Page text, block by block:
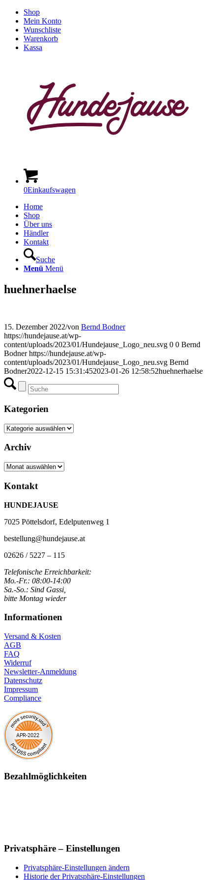
Shop
Mein Konto
Wunschliste
Warenkorb
Kassa
0Einkaufswagen
Home
Shop
Über uns
Händler
Kontakt
Suche
Menü Menü
huehnerhaelse
15. Dezember 2022/von Bernd Bodner
https://hundejause.at/wp-
content/uploads/2023/01/Hundejause_Logo_neu.svg 0 0 Bernd
Bodner https://hundejause.at/wp-
content/uploads/2023/01/Hundejause_Logo_neu.svg Bernd
Bodner2022-12-15 15:31:452023-01-26 12:58:52huehnerhaelse
Kategorien
Kategorien
Archiv
Archiv
Kontakt
HUNDEJAUSE
7025 Pöttelsdorf, Edelputenweg 1
bestellung@hundejause.at
02626 / 5227 – 115
Telefonische Erreichbarkeit:
Mo.-Fr.: 08:00-14:00
Sa.-So.: Sind Gassi,
bitte Montag wieder
Informationen
Versand & Kosten
AGB
FAQ
Widerruf
Newsletter-Anmeldung
Datenschutz
Impressum
Compliance
Bezahlmöglichkeiten
Privatsphäre – Einstellungen
Privatsphäre-Einstellungen ändern
Historie der Privatsphäre-Einstellungen